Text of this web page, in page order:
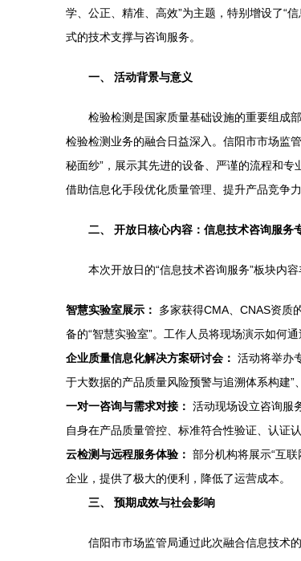
学、公正、精准、高效”为主题，特别增设了“
式的技术支撑与咨询服务。
一、 活动背景与意义
检验检测是国家质量基础设施的重要组成
检验检测业务的融合日益深入。信阳市市场监
秘面纱”，展示其先进的设备、严谨的流程和
借助信息化手段优化质量管理、提升产品竞争力
二、 开放日核心内容：信息技术咨询服务
本次开放日的“信息技术咨询服务”板块内
智慧实验室展示：
多家获得CMA、CNAS资质
备的“智慧实验室”。工作人员将现场演示如何
企业质量信息化解决方案研讨会： 活动将举办
于大数据的产品质量风险预警与追溯体系构建”
一对一咨询与需求对接： 活动现场设立咨询服
自身在产品质量管控、标准符合性验证、认证
云检测与远程服务体验： 部分机构将展示“互
企业，提供了极大的便利，降低了运营成本。
三、 预期成效与社会影响
信阳市市场监管局通过此次融合信息技术